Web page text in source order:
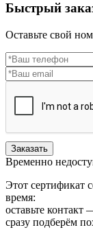
Быстрый
Оставьте свой
Заказать
Временно
Этот сертификат
время:
оставьте
сразу подберём